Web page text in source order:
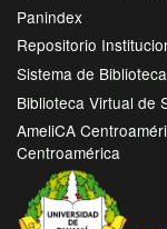
Panindex
Repositorio
Sistema de
Biblioteca Virtual de
AmeliCA
Centroamérica